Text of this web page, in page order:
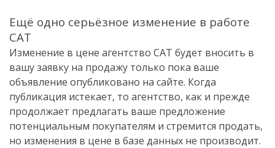
Ещё одно серьёзное изменение в работе
САТ
Изменение в цене агентство САТ будет вносить в
вашу заявку на продажу только пока ваше
объявление опубликовано на сайте. Когда
публикация истекает, то агентство, как и прежде
продолжает предлагать ваше предложение
потенциальным покупателям и стремится продать,
но изменения в цене в базе данных не производит.